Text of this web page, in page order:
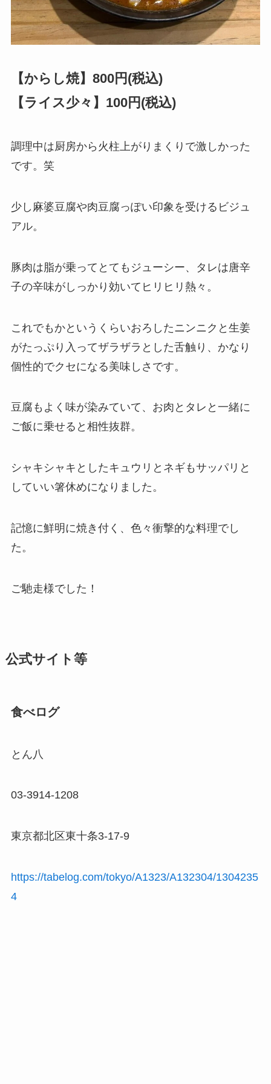
【からし焼】800円(税込)
【ライス少々】100円(税込)
調理中は厨房から火柱上がりまくりで激しかった
です。笑
少し麻婆豆腐や肉豆腐っぽい印象を受けるビジュ
アル。
豚肉は脂が乗ってとてもジューシー、タレは唐辛
子の辛味がしっかり効いてヒリヒリ熱々。
これでもかというくらいおろしたニンニクと生姜
がたっぷり入ってザラザラとした舌触り、かなり
個性的でクセになる美味しさです。
豆腐もよく味が染みていて、お肉とタレと一緒に
ご飯に乗せると相性抜群。
シャキシャキとしたキュウリとネギもサッパリと
していい箸休めになりました。
記憶に鮮明に焼き付く、色々衝撃的な料理でし
た。
ご馳走様でした！
公式サイト等
食べログ
とん八
03-3914-1208
東京都北区東十条3-17-9
https://tabelog.com/tokyo/A1323/A132304/1304235
4